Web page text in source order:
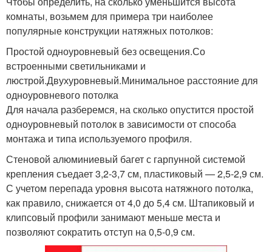
комнаты, возьмем для примера три наиболее
популярные конструкции натяжных потолков:
Простой одноуровневый без освещения.Со
встроенными светильниками и
люстрой.Двухуровневый.Минимальное расстояние для
одноуровневого потолка
Для начала разберемся, на сколько опустится простой
одноуровневый потолок в зависимости от способа
монтажа и типа используемого профиля.
Стеновой алюминиевый багет с гарпунной системой
крепления съедает 3,2-3,7 см, пластиковый — 2,5-2,9 см.
С учетом перепада уровня высота натяжного потолка,
как правило, снижается от 4,0 до 5,4 см. Штапиковый и
клипсовый профили занимают меньше места и
позволяют сократить отступ на 0,5-0,9 см.